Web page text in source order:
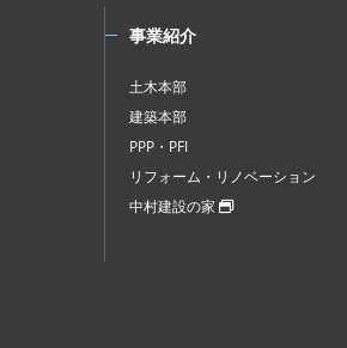
事業紹介
土木本部
建築本部
PPP・PFI
リフォーム・リノベーション
中村建設の家